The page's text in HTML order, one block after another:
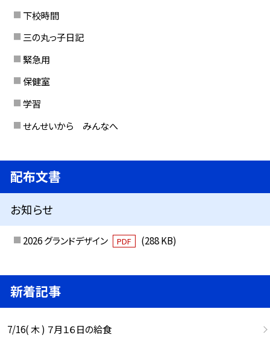
下校時間
三の丸っ子日記
緊急用
保健室
学習
せんせいから みんなへ
配布文書
お知らせ
2026 グランドデザイン PDF (288 KB)
新着記事
7/16( 木 ) ７月１６日の給食